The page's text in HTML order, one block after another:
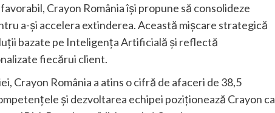
Crayon România își propune să consolideze
a-și accelera extinderea. Această mișcare strategică
bazate pe Inteligența Artificială și reflectă
fiecărui client.
Crayon România a atins o cifră de afaceri de 38,5
și dezvoltarea echipei poziționează Crayon ca